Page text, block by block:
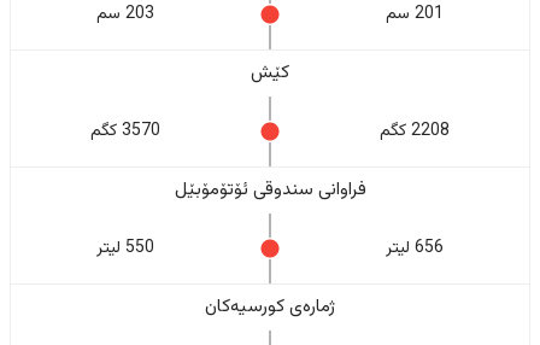
201 سم 203 سم
کێش
2208 کگم 3570 کگم
فراوانی سندوقی ئۆتۆمۆبێل
656 لیتر 550 لیتر
ژمارەی کورسیەکان